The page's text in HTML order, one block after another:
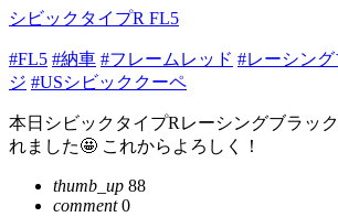
シビックタイプR FL5
#FL5 #納車 #フレームレッド #レーシン
ジ #USシビッククーペ
本日シビックタイプRレーシングブラッ
れました🤩 これからよろしく！
thumb_up 88
comment0